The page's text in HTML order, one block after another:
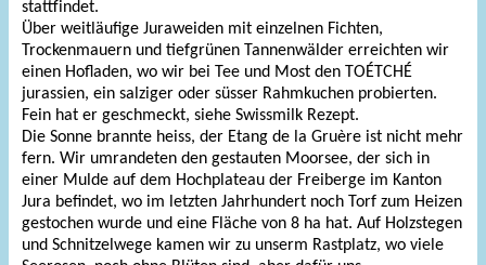
stattfindet.
Über weitläufige Juraweiden mit einzelnen Fichten,
Trockenmauern und tiefgrünen Tannenwälder erreichten wir
einen Hofladen, wo wir bei Tee und Most den TOÉTCHÉ
jurassien, ein salziger oder süsser Rahmkuchen probierten.
Fein hat er geschmeckt, siehe Swissmilk Rezept.
Die Sonne brannte heiss, der Etang de la Gruère ist nicht mehr
fern. Wir umrandeten den gestauten Moorsee, der sich in
einer Mulde auf dem Hochplateau der Freiberge im Kanton
Jura befindet, wo im letzten Jahrhundert noch Torf zum Heizen
gestochen wurde und eine Fläche von 8 ha hat. Auf Holzstegen
und Schnitzelwege kamen wir zu unserm Rastplatz, wo viele